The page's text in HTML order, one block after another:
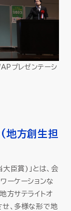
プレゼンテーシ
(地方創生担
臣賞)」とは、会
ーケーションな
方サテライトオ
、多様な形で地